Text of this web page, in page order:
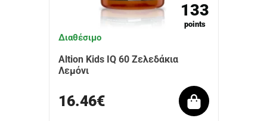
133
points
Διαθέσιμο
Altion Kids IQ 60 Ζελεδάκια
Λεμόνι
16.46€